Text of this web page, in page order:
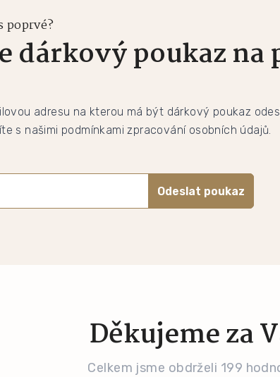
poprvé?
dárkový poukaz na
adresu na kterou má být dárkový poukaz
s našimi podmínkami zpracování osobních údajů.
Odeslat poukaz
Děkujeme za
Celkem jsme obdrželi 199